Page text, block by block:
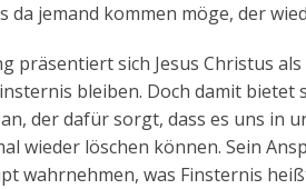
da jemand kommen möge, der
präsentiert sich Jesus Christus
bleiben. Doch damit bietet
der dafür sorgt, dass es uns in
wieder löschen können. Sein
wahrnehmen, was Finsternis